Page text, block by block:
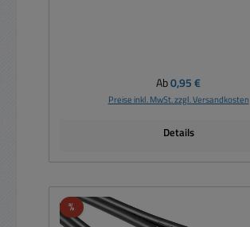
Regulärer Preis:
Ab0,95 €
Preise inkl. MwSt. zzgl. Versandkosten
Details
%Rabatt